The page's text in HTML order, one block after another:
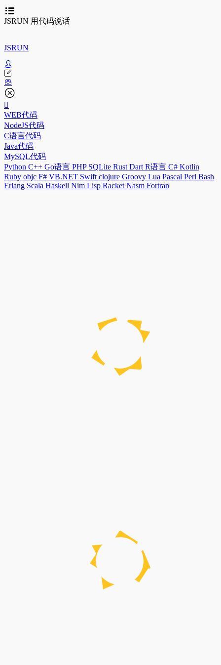
JSRUN 用代码说话
JSRUN
WEB代码
NodeJS代码
C语言代码
Java代码
MySQL代码
Python C++ Go语言 PHP SQLite Rust Dart R语言 C# Kotlin
Ruby objc F# VB.NET Swift clojure Groovy Lua Pascal Perl Bash
Erlang Scala Haskell Nim Lisp Racket Nasm Fortran